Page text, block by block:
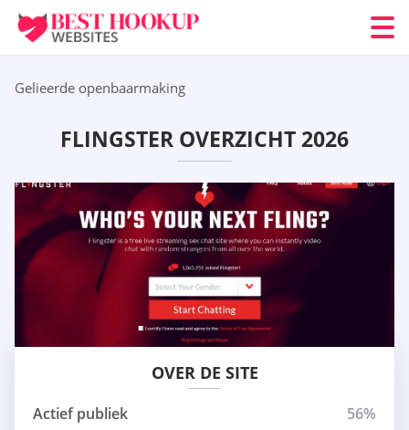
Gelieerde openbaarmaking
FLINGSTER OVERZICHT 2026
OVER DE SITE
Actief publiek
56%